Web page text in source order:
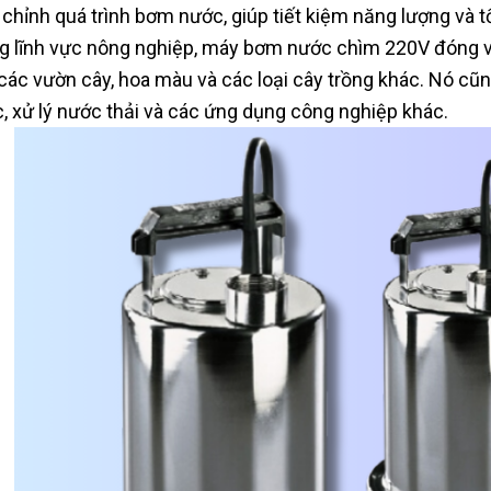
quá trình bơm nước, giúp tiết kiệm năng lượng và
lĩnh vực nông nghiệp, máy bơm nước chìm 220V đóng
vườn cây, hoa màu và các loại cây trồng khác. Nó
xử lý nước thải và các ứng dụng công nghiệp khác.